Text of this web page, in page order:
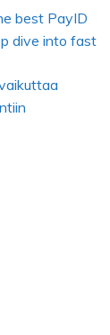
best PayID
dive into fast